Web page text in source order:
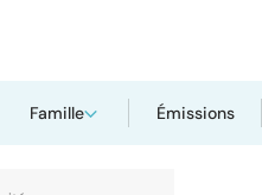
Famille Émissions